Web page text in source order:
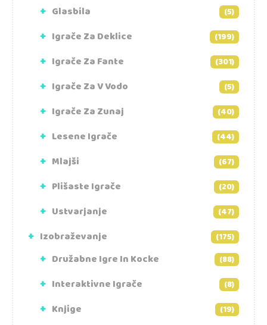
Glasbila (5)
Igrače Za Deklice (199)
Igrače Za Fante (301)
Igrače Za V Vodo (5)
Igrače Za Zunaj (40)
Lesene Igrače (44)
Mlajši (67)
Plišaste Igrače (20)
Ustvarjanje (47)
Izobraževanje (175)
Družabne Igre In Kocke (88)
Interaktivne Igrače (8)
Knjige (19)